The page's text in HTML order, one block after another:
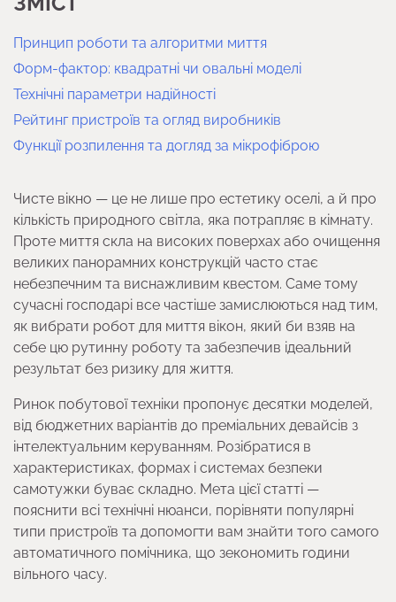
Принцип роботи та алгоритми миття
Форм-фактор: квадратні чи овальні моделі
Технічні параметри надійності
Рейтинг пристроїв та огляд виробників
Функції розпилення та догляд за мікрофіброю
Чисте вікно — це не лише про естетику оселі, а й про
кількість природного світла, яка потрапляє в кімнату.
Проте миття скла на високих поверхах або очищення
великих панорамних конструкцій часто стає
небезпечним та виснажливим квестом. Саме тому
сучасні господарі все частіше замислюються над тим,
як вибрати робот для миття вікон, який би взяв на
себе цю рутинну роботу та забезпечив ідеальний
результат без ризику для життя.
Ринок побутової техніки пропонує десятки моделей,
від бюджетних варіантів до преміальних девайсів з
інтелектуальним керуванням. Розібратися в
характеристиках, формах і системах безпеки
самотужки буває складно. Мета цієї статті —
пояснити всі технічні нюанси, порівняти популярні
типи пристроїв та допомогти вам знайти того самого
автоматичного помічника, що зекономить години
вільного часу.